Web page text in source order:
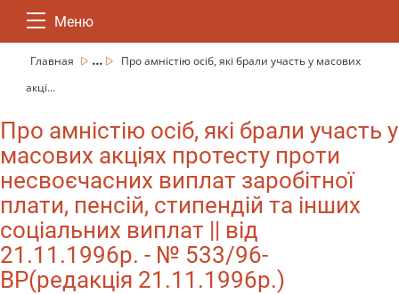
Меню
Главная ...
Про амністію осіб, які брали участь у масових
акці...
Про амністію осіб, які брали участь у
масових акціях протесту проти
несвоєчасних виплат заробітної
плати, пенсій, стипендій та інших
соціальних виплат || від
21.11.1996р. - № 533/96-
ВР(редакція 21.11.1996р.)